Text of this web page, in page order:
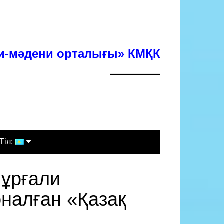
мәдени орталығы» КМҚК
Тіл:
Русский
English
«Қазақ